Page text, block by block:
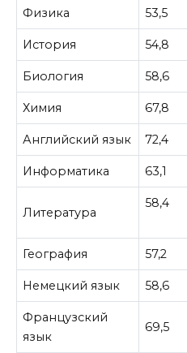
Физика 53,5
История 54,8
Биология 58,6
Химия 67,8
Английский язык 72,4
Информатика 63,1
Литература
58,4
География 57,2
Немецкий язык 58,6
Французский
язык
69,5